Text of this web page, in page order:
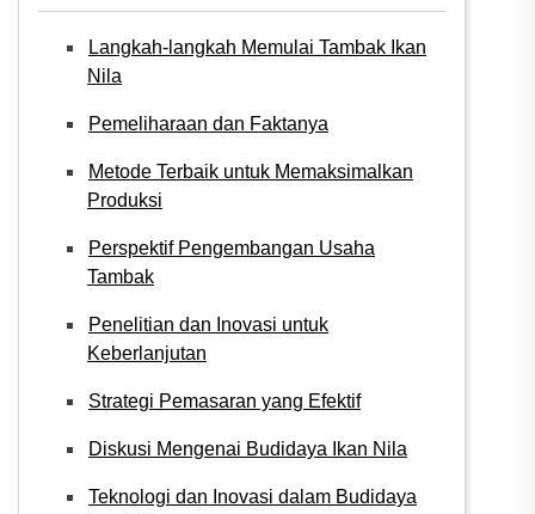
Langkah-langkah Memulai Tambak Ikan
Nila
Pemeliharaan dan Faktanya
Metode Terbaik untuk Memaksimalkan
Produksi
Perspektif Pengembangan Usaha
Tambak
Penelitian dan Inovasi untuk
Keberlanjutan
Strategi Pemasaran yang Efektif
Diskusi Mengenai Budidaya Ikan Nila
Teknologi dan Inovasi dalam Budidaya